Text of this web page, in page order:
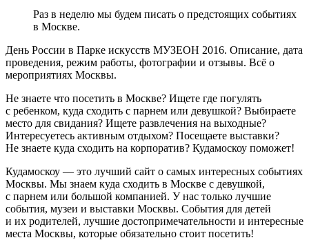
Раз в неделю мы будем писать о предстоящих событиях
в Москве.
День России в Парке искусств МУЗЕОН 2016. Описание, дата
проведения, режим работы, фотографии и отзывы. Всё о
мероприятиях Москвы.
Не знаете что посетить в Москве? Ищете где погулять
с ребенком, куда сходить с парнем или девушкой? Выбираете
место для свидания? Ищете развлечения на выходные?
Интересуетесь активным отдыхом? Посещаете выставки?
Не знаете куда сходить на корпоратив? Кудамоскоу поможет!
Кудамоскоу — это лучший сайт о самых интересных событиях
Москвы. Мы знаем куда сходить в Москве с девушкой,
с парнем или большой компанией. У нас только лучшие
события, музеи и выставки Москвы. События для детей
и их родителей, лучшие достопримечательности и интересные
места Москвы, которые обязательно стоит посетить!